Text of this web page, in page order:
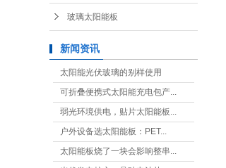
玻璃太阳能板
新闻资讯
太阳能光伏玻璃的别样使用
可折叠便携式太阳能充电包产...
弱光环境供电，贴片太阳能板...
户外设备选太阳能板：PET...
太阳能板烧了一块会影响整串...